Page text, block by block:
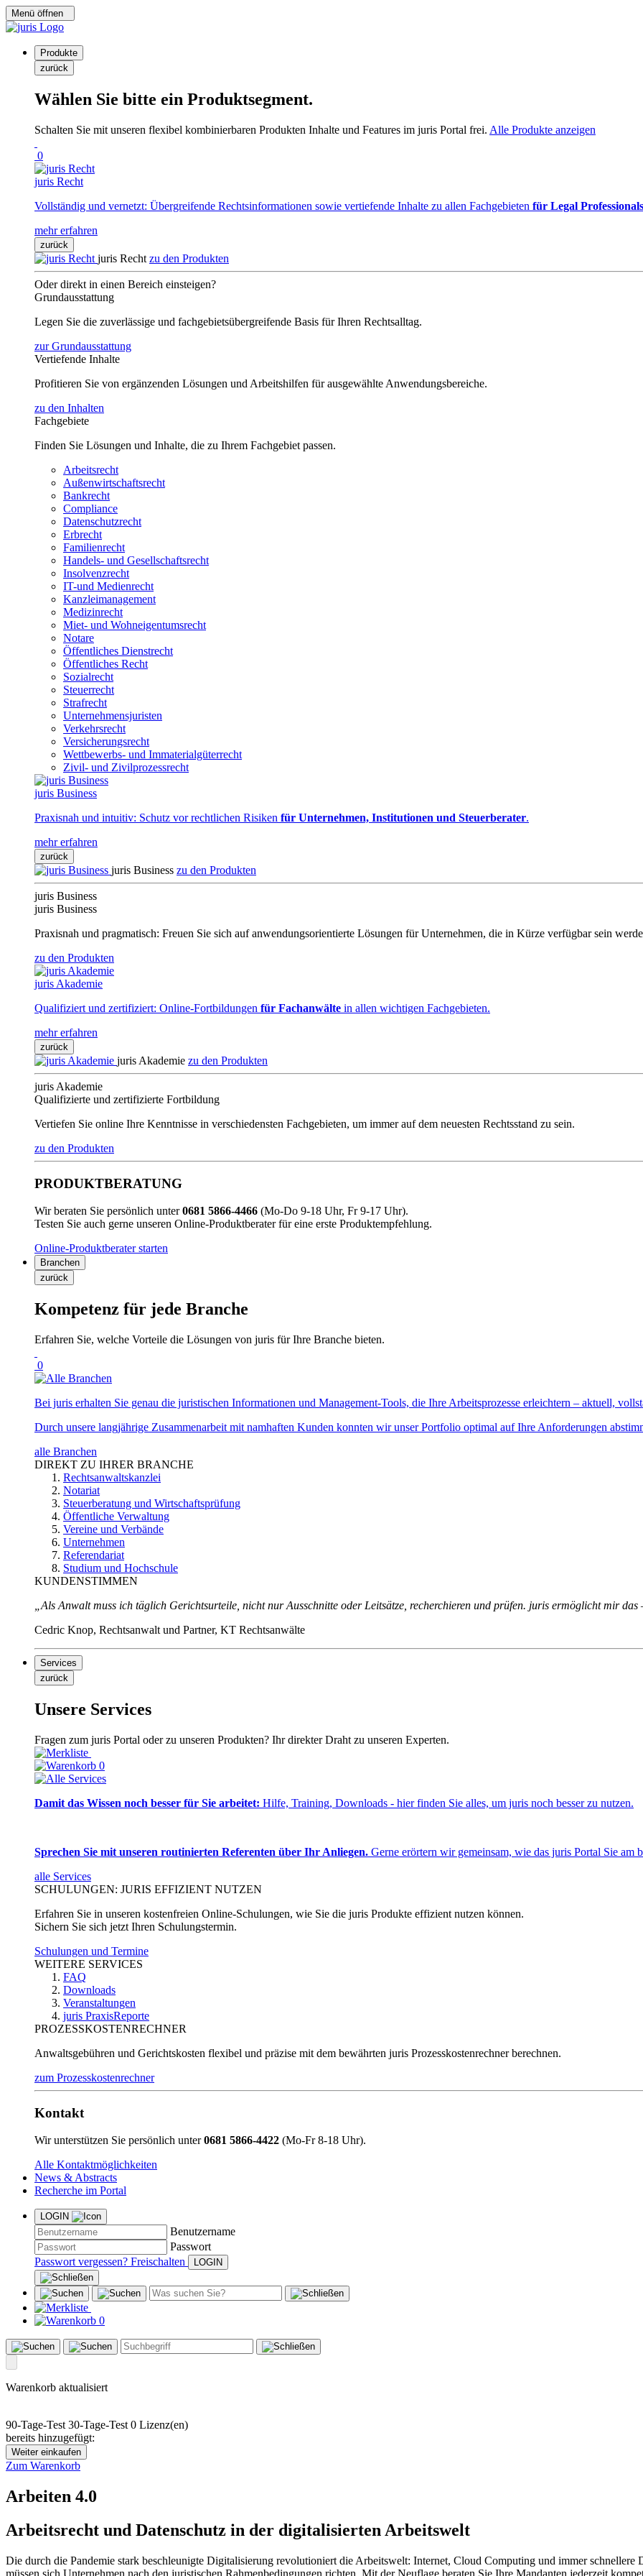
Menü öffnen
Produkte
zurück
Wählen Sie bitte ein Produktsegment.
Schalten Sie mit unseren flexibel kombinierbaren Produkten Inhalte und Features im juris Portal frei. Alle Produkte anzeigen
0
juris Recht
Vollständig und vernetzt: Übergreifende Rechtsinformationen sowie vertiefende Inhalte zu allen Fachgebieten für Legal Professionals
mehr erfahren
zurück
juris Recht zu den Produkten
Oder direkt in einen Bereich einsteigen?
Grundausstattung
Legen Sie die zuverlässige und fachgebietsübergreifende Basis für Ihren Rechtsalltag.
zur Grundausstattung
Vertiefende Inhalte
Profitieren Sie von ergänzenden Lösungen und Arbeitshilfen für ausgewählte Anwendungsbereiche.
zu den Inhalten
Fachgebiete
Finden Sie Lösungen und Inhalte, die zu Ihrem Fachgebiet passen.
Arbeitsrecht
Außenwirtschaftsrecht
Bankrecht
Compliance
Datenschutzrecht
Erbrecht
Familienrecht
Handels- und Gesellschaftsrecht
Insolvenzrecht
IT-und Medienrecht
Kanzleimanagement
Medizinrecht
Miet- und Wohneigentumsrecht
Notare
Öffentliches Dienstrecht
Öffentliches Recht
Sozialrecht
Steuerrecht
Strafrecht
Unternehmensjuristen
Verkehrsrecht
Versicherungsrecht
Wettbewerbs- und Immaterialgüterrecht
Zivil- und Zivilprozessrecht
juris Business
Praxisnah und intuitiv: Schutz vor rechtlichen Risiken für Unternehmen, Institutionen und Steuerberater.
mehr erfahren
zurück
juris Business zu den Produkten
juris Business
juris Business
Praxisnah und pragmatisch: Freuen Sie sich auf anwendungsorientierte Lösungen für Unternehmen, die in Kürze verfügbar sein
zu den Produkten
juris Akademie
Qualifiziert und zertifiziert: Online-Fortbildungen für Fachanwälte in allen wichtigen Fachgebieten.
mehr erfahren
zurück
juris Akademie zu den Produkten
juris Akademie
Qualifizierte und zertifizierte Fortbildung
Vertiefen Sie online Ihre Kenntnisse in verschiedensten Fachgebieten, um immer auf dem neuesten Rechtsstand zu sein.
zu den Produkten
PRODUKTBERATUNG
Wir beraten Sie persönlich unter0681 5866-4466 (Mo-Do 9-18 Uhr, Fr 9-17 Uhr).
Testen Sie auch gerne unseren Online-Produktberater für eine erste Produktempfehlung.
Online-Produktberater starten
Branchen
zurück
Kompetenz für jede Branche
Erfahren Sie, welche Vorteile die Lösungen von juris für Ihre Branche bieten.
0
Bei juris erhalten Sie genau die juristischen Informationen und Management-Tools, die Ihre Arbeitsprozesse erleichtern – aktuell,
Durch unsere langjährige Zusammenarbeit mit namhaften Kunden konnten wir unser Portfolio optimal auf Ihre Anforderungen
alle Branchen
DIREKT ZU IHRER BRANCHE
Rechtsanwaltskanzlei
Notariat
Steuerberatung und Wirtschaftsprüfung
Öffentliche Verwaltung
Vereine und Verbände
Unternehmen
Referendariat
Studium und Hochschule
KUNDENSTIMMEN
„Als Anwalt muss ich täglich Gerichtsurteile, nicht nur Ausschnitte oder Leitsätze, recherchieren und prüfen. juris ermöglicht mir
Cedric Knop, Rechtsanwalt und Partner, KT Rechtsanwälte
Services
zurück
Unsere Services
Fragen zum juris Portal oder zu unseren Produkten? Ihr direkter Draht zu unseren Experten.
0
Damit das Wissen noch besser für Sie arbeitet: Hilfe, Training, Downloads - hier finden Sie alles, um juris noch besser zu nutzen.
Sprechen Sie mit unseren routinierten Referenten über Ihr Anliegen. Gerne erörtern wir gemeinsam, wie das juris Portal Sie am
alle Services
SCHULUNGEN: JURIS EFFIZIENT NUTZEN
Erfahren Sie in unseren kostenfreien Online-Schulungen, wie Sie die juris Produkte effizient nutzen können.
Sichern Sie sich jetzt Ihren Schulungstermin.
Schulungen und Termine
WEITERE SERVICES
FAQ
Downloads
Veranstaltungen
juris PraxisReporte
PROZESSKOSTENRECHNER
Anwaltsgebühren und Gerichtskosten flexibel und präzise mit dem bewährten juris Prozesskostenrechner berechnen.
zum Prozesskostenrechner
Kontakt
Wir unterstützen Sie persönlich unter0681 5866-4422 (Mo-Fr 8-18 Uhr).
Alle Kontaktmöglichkeiten
News & Abstracts
Recherche im Portal
LOGIN
Benutzername
Passwort
Passwort vergessen? Freischalten
0
Warenkorb aktualisiert
90-Tage-Test 30-Tage-Test 0 Lizenz(en)
bereits hinzugefügt:
Weiter einkaufen
Zum Warenkorb
Arbeiten 4.0
Arbeitsrecht und Datenschutz in der digitalisierten Arbeitswelt
Die durch die Pandemie stark beschleunigte Digitalisierung revolutioniert die Arbeitswelt: Internet, Cloud Computing und immer schnellere
müssen sich Unternehmen nach den juristischen Rahmenbedingungen richten. Mit der Neuflage beraten Sie Ihre Mandanten jederzeit